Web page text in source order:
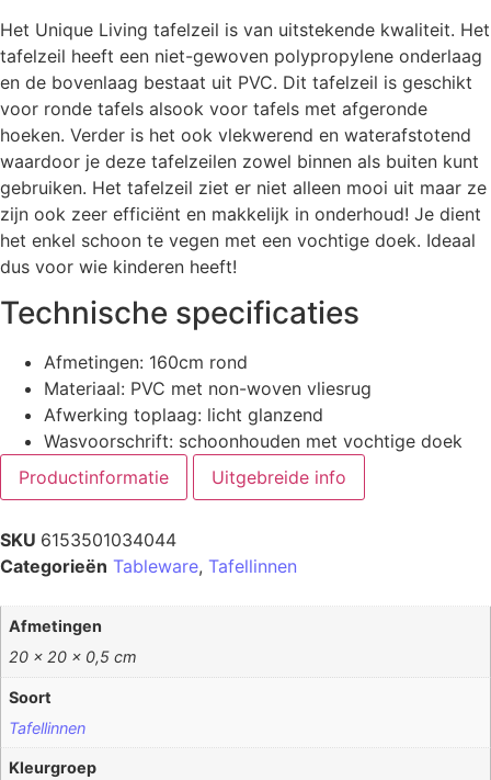
Het Unique Living tafelzeil is van uitstekende kwaliteit. Het
tafelzeil heeft een niet-gewoven polypropylene onderlaag
en de bovenlaag bestaat uit PVC. Dit tafelzeil is geschikt
voor ronde tafels alsook voor tafels met afgeronde
hoeken. Verder is het ook vlekwerend en waterafstotend
waardoor je deze tafelzeilen zowel binnen als buiten kunt
gebruiken. Het tafelzeil ziet er niet alleen mooi uit maar ze
zijn ook zeer efficiënt en makkelijk in onderhoud! Je dient
het enkel schoon te vegen met een vochtige doek. Ideaal
dus voor wie kinderen heeft!
Technische specificaties
Afmetingen: 160cm rond
Materiaal: PVC met non-woven vliesrug
Afwerking toplaag: licht glanzend
Wasvoorschrift: schoonhouden met vochtige doek
Productinformatie
Uitgebreide info
SKU 6153501034044
Categorieën Tableware, Tafellinnen
Afmetingen
20 × 20 × 0,5 cm
Soort
Tafellinnen
Kleurgroep